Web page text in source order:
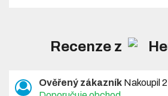
Recenze z
Ověřený zákazník Nakoupil